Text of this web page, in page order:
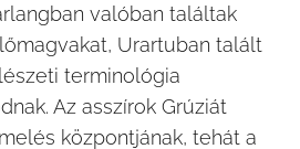
valóban találtak
Urartuban talált
terminológia
Az asszírok Grúziát
központjának, tehát a